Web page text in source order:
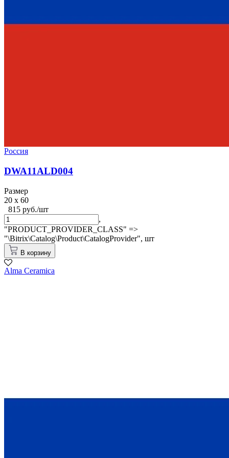
Россия
DWA11ALD004
Размер
20 x 60
815 руб./шт
,
"PRODUCT_PROVIDER_CLASS" =>
"\Bitrix\Catalog\Product\CatalogProvider", шт
В корзину
Alma Ceramica